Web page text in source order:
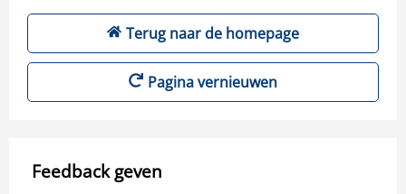
Terug naar de homepage
Pagina vernieuwen
Feedback geven